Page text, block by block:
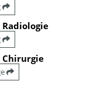
Radiologie
Chirurgie